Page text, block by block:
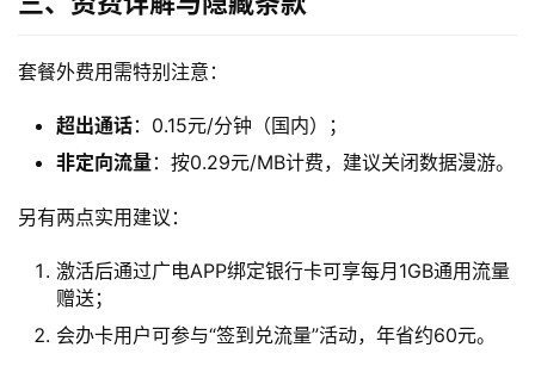
量
宽
身
套餐外费用需特别注意：
超出通话：0.15元/分钟（国内）；
非定向流量：按0.29元/MB计费，建议关闭数据漫游。
另有两点实用建议：
激活后通过广电APP绑定银行卡可享每月1GB通用流量
赠送；
会办卡用户可参与“签到兑流量”活动，年省约60元。